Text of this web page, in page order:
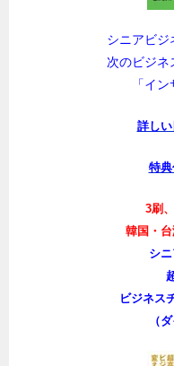
シニアビジ
次のビジネ
「イ
詳し
特
3刷
韓国・台
シ
ビジネス
（